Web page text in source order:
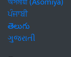
ਪੰਜਾਬੀ
తెలుగు
ગુજરાતી